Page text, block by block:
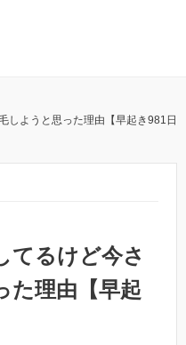
しようと思った理由【早起き981日
てるけど今さ
た理由【早起